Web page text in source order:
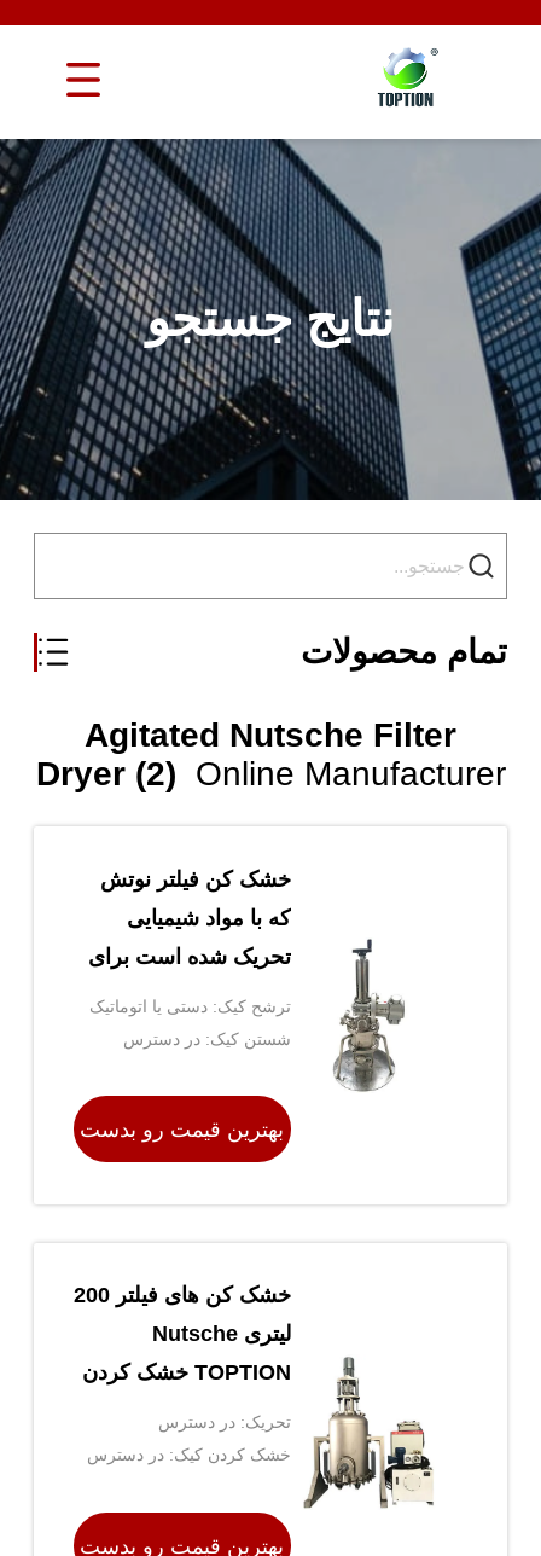
نتایج جستجو
تمام محصولات
Agitated Nutsche Filter
Dryer (2) Online Manufacturer
خشک کن فیلتر نوتش
که با مواد شیمیایی
تحریک شده است برای
مایع کریستالیزه
ترشح کیک: دستی یا اتوماتیک
شستن کیک: در دسترس
بهترین قیمت رو بدست
خشک کن های فیلتر 200
لیتری Nutsche
TOPTION خشک کردن
فیلتر Nutsche
تحریک: در دسترس
خشک کردن کیک: در دسترس
بهترین قیمت رو بدست